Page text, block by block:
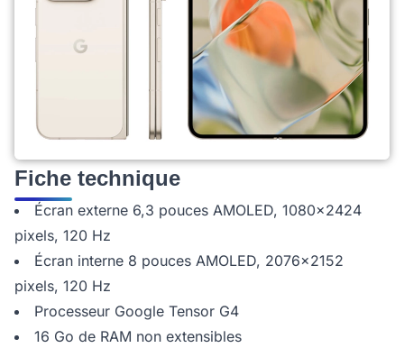
Fiche technique
Écran externe 6,3 pouces AMOLED, 1080x2424
pixels, 120 Hz
Écran interne 8 pouces AMOLED, 2076x2152
pixels, 120 Hz
Processeur Google Tensor G4
16 Go de RAM non extensibles